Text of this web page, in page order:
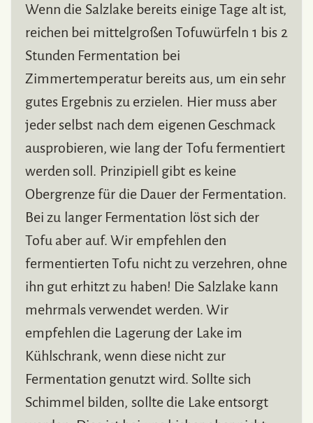
Wenn die Salzlake bereits einige Tage alt ist,
reichen bei mittelgroßen Tofuwürfeln 1 bis 2
Stunden Fermentation bei
Zimmertemperatur bereits aus, um ein sehr
gutes Ergebnis zu erzielen. Hier muss aber
jeder selbst nach dem eigenen Geschmack
ausprobieren, wie lang der Tofu fermentiert
werden soll. Prinzipiell gibt es keine
Obergrenze für die Dauer der Fermentation.
Bei zu langer Fermentation löst sich der
Tofu aber auf. Wir empfehlen den
fermentierten Tofu nicht zu verzehren, ohne
ihn gut erhitzt zu haben! Die Salzlake kann
mehrmals verwendet werden. Wir
empfehlen die Lagerung der Lake im
Kühlschrank, wenn diese nicht zur
Fermentation genutzt wird. Sollte sich
Schimmel bilden, sollte die Lake entsorgt